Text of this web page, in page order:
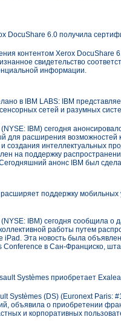
DocuShare 6.0 получила
контентом Xerox DocuShare
свидетельство
информации.
в IBM LABS: IBM
сетей и разумных
IBM) сегодня
для расширения возможностей
создания интеллектуальных
на поддержку
анонс IBM был
расширяет поддержку
IBM) сегодня сообщила о
работы путем
iPad. Эта новость была
Conference в Сан-Франциско,
Systèmes приобретает
Systèmes (DS) (Euronext Paris:
объявила о приобретении
и корпоративных